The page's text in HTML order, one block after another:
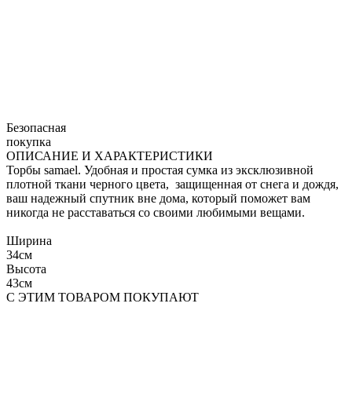
Безопасная
покупка
ОПИСАНИЕ И ХАРАКТЕРИСТИКИ
Торбы samael. Удобная и простая сумка из эксклюзивной
плотной ткани черного цвета, защищенная от снега и дождя,
ваш надежный спутник вне дома, который поможет вам
никогда не расставаться со своими любимыми вещами.
Ширина
34см
Высота
43см
С ЭТИМ ТОВАРОМ ПОКУПАЮТ